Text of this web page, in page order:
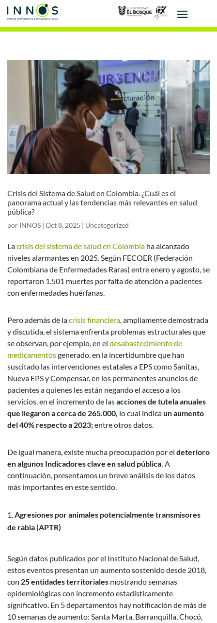
Crisis del Sistema de Salud en Colombia. ¿Cuál es el
panorama actual y las tendencias más relevantes en salud
pública?
por INNOS | Oct 8, 2025 | Uncategorized
Lacrisis del sistema de salud en Colombia ha alcanzado
niveles alarmantes en 2025. Según FECOER (Federación
Colombiana de Enfermedades Raras) entre enero y agosto, se
reportaron 1.501 muertes por falta de atención a pacientes
con enfermedades huérfanas.
Pero además de lacrisis financiera, ampliamente demostrada
y discutida, el sistema enfrenta problemas estructurales que
se observan, por ejemplo, en el desabastecimiento de
medicamentosgenerado, en la incertidumbre que han
suscitado las intervenciones estatales a EPS como Sanitas,
Nueva EPS y Compensar, en los permanentes anuncios de
pacientes a quienes les están negando el acceso a los
servicios, en el incremento de lasacciones de tutela anuales
que llegaron a cerca de 265.000, lo cual indicaun aumento
del 40% respecto a 2023;entre otros datos.
De igual manera, existe mucha preocupación por el deterioro
en algunos Indicadores clave en salud pública. A
continuación, presentamos un breve análisis de los datos
más importantes en este sentido.
Agresiones por animales potencialmente transmisores
de rabia (APTR)
Según datos publicados por el Instituto Nacional de Salud,
estos eventos presentan un aumento sostenido desde 2018,
con 25 entidades territoriales mostrando semanas
epidemiológicas con incremento estadísticamente
significativo. En 5 departamentos hay notificación de más de
10 semanas de aumento: Santa Marta, Barranquilla, Chocó,